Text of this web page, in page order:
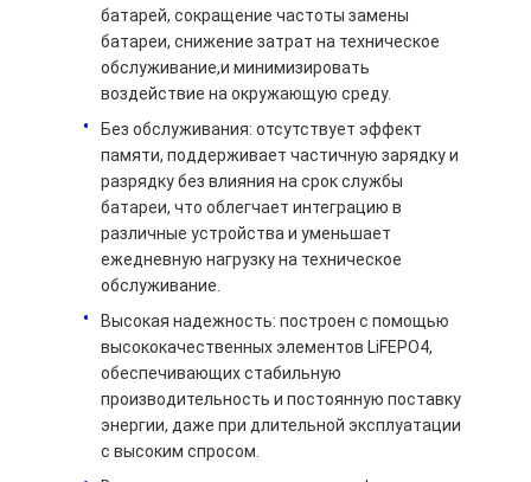
Экскурсия по заводу
Контроль качества
Свяжитесь с нами
Новости
Случаи
Побеседуйте теперь
Пакет литий-ионного аккумулятора
Литий-полимерный аккумулятор
батарей, сокращение частоты замены
батареи, снижение затрат на техническое
обслуживание,и минимизировать
воздействие на окружающую среду.
Без обслуживания: отсутствует эффект
памяти, поддерживает частичную зарядку и
разрядку без влияния на срок службы
батареи, что облегчает интеграцию в
различные устройства и уменьшает
ежедневную нагрузку на техническое
обслуживание.
Высокая надежность: построен с помощью
высококачественных элементов LiFEPO4,
обеспечивающих стабильную
производительность и постоянную поставку
энергии, даже при длительной эксплуатации
с высоким спросом.